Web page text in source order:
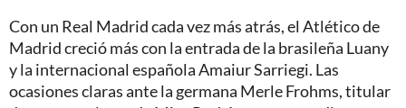
Con un Real Madrid cada vez más atrás, el Atlético de
Madrid creció más con la entrada de la brasileña Luany
y la internacional española Amaiur Sarriegi. Las
ocasiones claras ante la germana Merle Frohms, titular